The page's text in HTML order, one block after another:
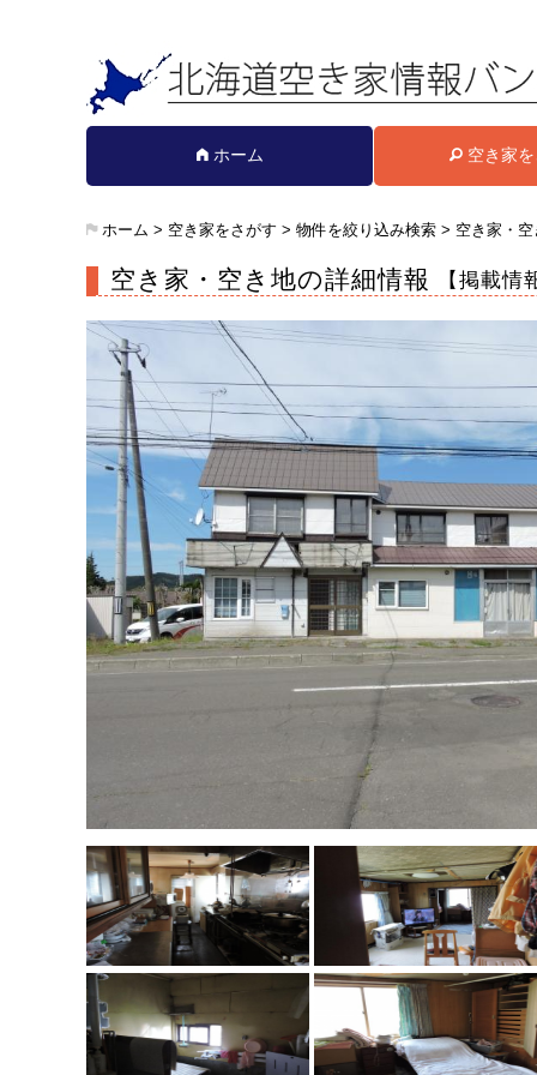
ホーム 空き家
ホーム > 空き家をさがす > 物件を絞り込み検索 > 空き家・
空き家・空き地の詳細情報 【掲載情